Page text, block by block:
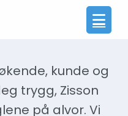
kunde og
trygg, Zisson
på alvor. Vi